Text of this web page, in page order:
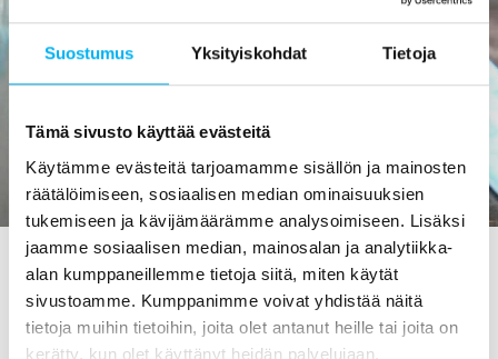
Suostumus Yksityiskohdat Tietoja
Tämä sivusto käyttää evästeitä
Käytämme evästeitä tarjoamamme sisällön ja mainosten
räätälöimiseen, sosiaalisen median ominaisuuksien
tukemiseen ja kävijämäärämme analysoimiseen. Lisäksi
jaamme sosiaalisen median, mainosalan ja analytiikka-
alan kumppaneillemme tietoja siitä, miten käytät
sivustoamme. Kumppanimme voivat yhdistää näitä
tietoja muihin tietoihin, joita olet antanut heille tai joita on
kerätty, kun olet käyttänyt heidän palvelujaan.
Haluat ennakoida ja turvata kotisi
ilmenemistä.
Viemärin kuvaus Kotkassa -